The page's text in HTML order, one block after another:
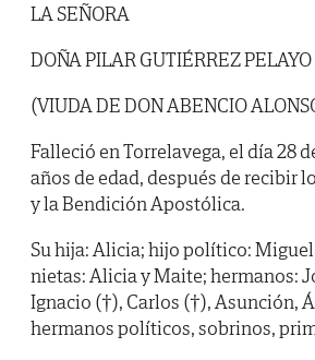
LA SEÑORA
DOÑA PILAR GUTIÉRREZ PELAYO
(VIUDA DE DON ABENCIO
Falleció en Torrelavega, el día 28
años de edad, después de recibir
y la Bendición Apostólica.
Su hija: Alicia; hijo político:
nietas: Alicia y Maite; hermanos:
Ignacio (†), Carlos (†), Asunción,
hermanos políticos, sobrinos,